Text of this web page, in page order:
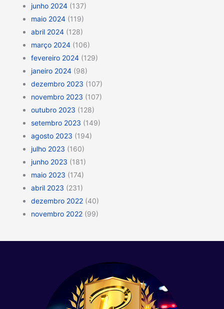
junho 2024 (137)
maio 2024 (119)
abril 2024 (128)
março 2024 (106)
fevereiro 2024 (129)
janeiro 2024 (98)
dezembro 2023 (107)
novembro 2023 (107)
outubro 2023 (128)
setembro 2023 (149)
agosto 2023 (194)
julho 2023 (160)
junho 2023 (181)
maio 2023 (174)
abril 2023 (231)
dezembro 2022 (40)
novembro 2022 (99)